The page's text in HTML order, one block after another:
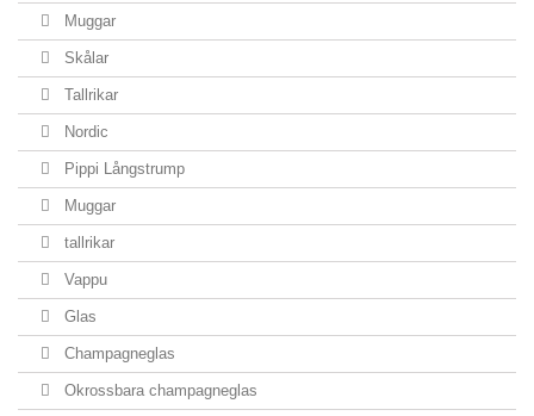
Muggar
Skålar
Tallrikar
Nordic
Pippi Långstrump
Muggar
tallrikar
Vappu
Glas
Champagneglas
Okrossbara champagneglas